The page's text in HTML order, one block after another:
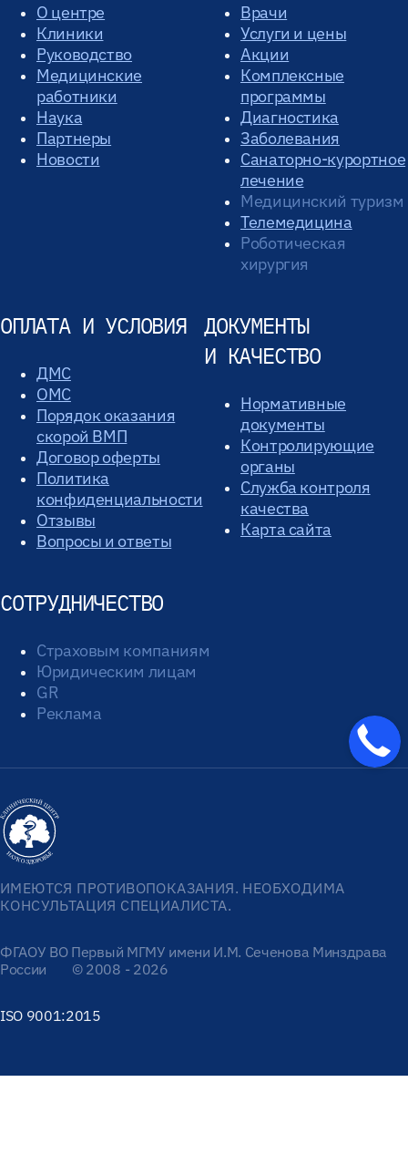
О центре
Клиники
Руководство
Медицинские
работники
Наука
Партнеры
Новости
Врачи
Услуги и цены
Акции
Комплексные
программы
Диагностика
Заболевания
Санаторно-курортное
лечение
Медицинский туризм
Телемедицина
Роботическая
хирургия
ОПЛАТА И УСЛОВИЯ
ДМС
ОМС
Порядок оказания
скорой ВМП
Договор оферты
Политика
конфиденциальности
Отзывы
Вопросы и ответы
ДОКУМЕНТЫ
И КАЧЕСТВО
Нормативные
документы
Контролирующие
органы
Служба контроля
качества
Карта сайта
СОТРУДНИЧЕСТВО
Страховым компаниям
Юридическим лицам
GR
Реклама
ИМЕЮТСЯ ПРОТИВОПОКАЗАНИЯ. НЕОБХОДИМА
КОНСУЛЬТАЦИЯ СПЕЦИАЛИСТА.
ФГАОУ ВО Первый МГМУ имени И.М. Сеченова Минздрава
России
© 2008 - 2026
ISO 9001:2015